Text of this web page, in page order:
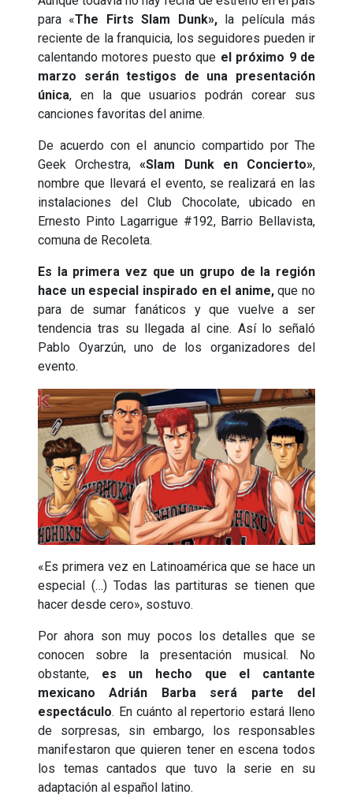
para «The Firts Slam Dunk»,la película más
reciente de la franquicia, los seguidores pueden ir
calentando motores puesto que el próximo 9 de
marzo serán testigos de una presentación
única, en la que usuarios podrán corear sus
canciones favoritas del anime.
De acuerdo con el anuncio compartido por The
Geek Orchestra,«Slam Dunk en Concierto»,
nombre que llevará el evento, se realizará en las
instalaciones del Club Chocolate, ubicado en
Ernesto Pinto Lagarrigue #192, Barrio Bellavista,
comuna de Recoleta.
Es la primera vez que un grupo de la región
hace un especial inspirado en el anime,que no
para de sumar fanáticos y que vuelve a ser
tendencia tras su llegada al cine. Así lo señaló
Pablo Oyarzún, uno de los organizadores del
evento.
«Es primera vez en Latinoamérica que se hace un
especial (…) Todas las partituras se tienen que
hacer desde cero», sostuvo.
Por ahora son muy pocos los detalles que se
conocen sobre la presentación musical. No
obstante, es un hecho que el cantante
mexicano Adrián Barba será parte del
espectáculo. En cuánto al repertorio estará lleno
de sorpresas, sin embargo, los responsables
manifestaron que quieren tener en escena todos
los temas cantados que tuvo la serie en su
adaptación al español latino.